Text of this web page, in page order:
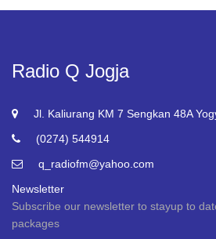
Radio Q Jogja
Jl. Kaliurang KM 7 Sengkan 48A
(0274) 544914
q_radiofm@yahoo.com
Newsletter
Subscribe our newsletter to stayup to
packages